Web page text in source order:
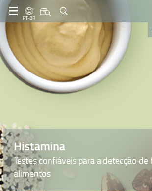
PT-BR
Histamina
Testes confiáveis para a detecção
alimentos